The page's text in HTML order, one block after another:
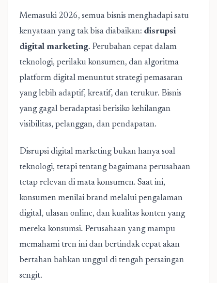
Memasuki 2026, semua bisnis menghadapi satu
kenyataan yang tak bisa diabaikan: disrupsi
digital marketing. Perubahan cepat dalam
teknologi, perilaku konsumen, dan algoritma
platform digital menuntut strategi pemasaran
yang lebih adaptif, kreatif, dan terukur. Bisnis
yang gagal beradaptasi berisiko kehilangan
visibilitas, pelanggan, dan pendapatan.
Disrupsi digital marketing bukan hanya soal
teknologi, tetapi tentang bagaimana perusahaan
tetap relevan di mata konsumen. Saat ini,
konsumen menilai brand melalui pengalaman
digital, ulasan online, dan kualitas konten yang
mereka konsumsi. Perusahaan yang mampu
memahami tren ini dan bertindak cepat akan
bertahan bahkan unggul di tengah persaingan
sengit.